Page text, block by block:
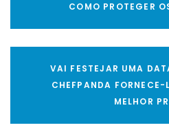
COMO PROTEGER
VAI FESTEJAR UMA
CHEFPANDA FORNECE-
MELHOR